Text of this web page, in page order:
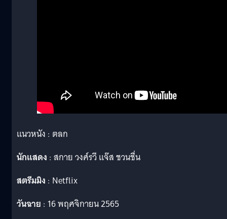
แนวหนัง : ตลก
นักแสดง : สกาย วงศ์รวี แจ๊ส ชวนชื่น
สตรีมมิง : Netflix
วันฉาย : 16 พฤศจิกายน 2565